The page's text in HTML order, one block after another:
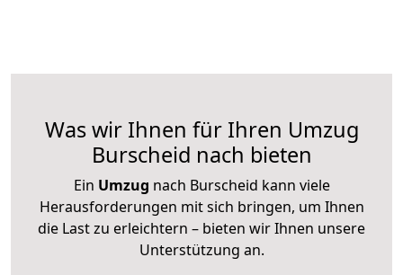
Was wir Ihnen für Ihren Umzug
Burscheid nach bieten
Ein Umzug nach Burscheid kann viele
Herausforderungen mit sich bringen, um Ihnen
die Last zu erleichtern – bieten wir Ihnen unsere
Unterstützung an.